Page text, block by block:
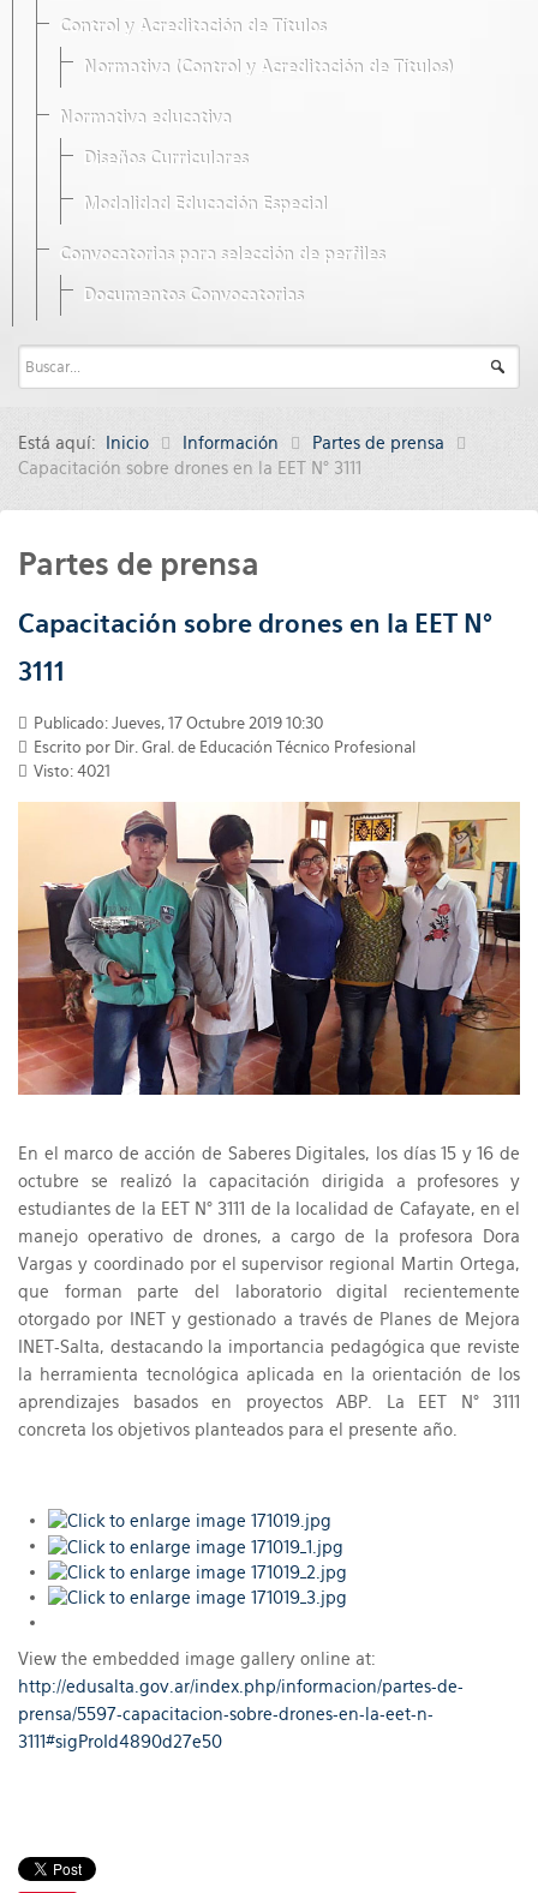
Control y Acreditación de Títulos
Normativa (Control y Acreditación de Títulos)
Normativa educativa
Diseños Curriculares
Modalidad Educación Especial
Convocatorias para selección de perfiles
Documentos Convocatorias
Está aquí: Inicio Información
Partes de prensa
Capacitación sobre drones en la EET N° 3111
Partes de prensa
Capacitación sobre drones en la EET N°
3111
Publicado: Jueves, 17 Octubre 2019 10:30
Escrito por Dir. Gral. de Educación Técnico Profesional
Visto: 4021
En el marco de acción de Saberes Digitales, los días 15 y 16 de
octubre se realizó la capacitación dirigida a profesores y
estudiantes de la EET N° 3111 de la localidad de Cafayate, en el
manejo operativo de drones, a cargo de la profesora Dora
Vargas y coordinado por el supervisor regional Martin Ortega,
que forman parte del laboratorio digital recientemente
otorgado por INET y gestionado a través de Planes de Mejora
INET-Salta, destacando la importancia pedagógica que reviste
la herramienta tecnológica aplicada en la orientación de los
aprendizajes basados en proyectos ABP. La EET N° 3111
concreta los objetivos planteados para el presente año.
View the embedded image gallery online at:
http://edusalta.gov.ar/index.php/informacion/partes-de-
prensa/5597-capacitacion-sobre-drones-en-la-eet-n-
3111#sigProId4890d27e50